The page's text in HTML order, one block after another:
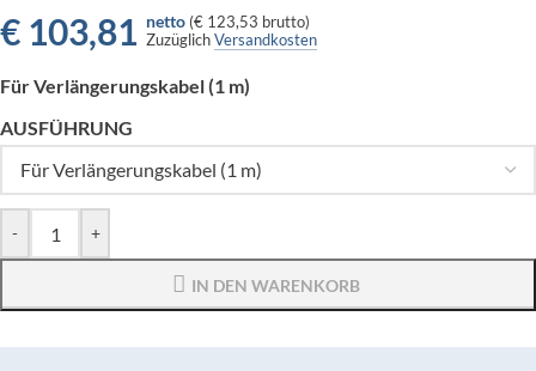
€ 103,81 netto (€ 123,53 brutto)
ZuzüglichVersandkosten
Für Verlängerungskabel (1 m)
AUSFÜHRUNG
- +
IN DEN WARENKORB